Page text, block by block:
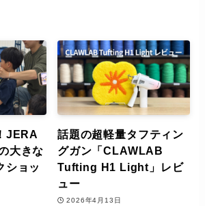
JERA
大きな
ショッ
話題の超軽量タフティン
グガン「CLAWLAB
Tufting H1 Light」レビ
ュー
2026年4月13日